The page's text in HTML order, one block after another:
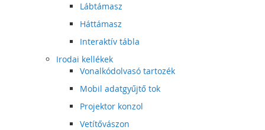
Lábtámasz
Háttámasz
Interaktív tábla
Irodai kellékek
Vonalkódolvasó tartozék
Mobil adatgyűjtő tok
Projektor konzol
Vetítővászon